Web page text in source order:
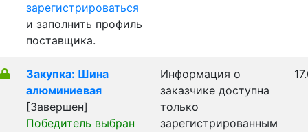
зарегистрироваться
и заполнить профиль
поставщика.
Закупка: Шина
алюминиевая
[Завершен]
Победитель выбран
Информация о
заказчике доступна
только
зарегистрированным